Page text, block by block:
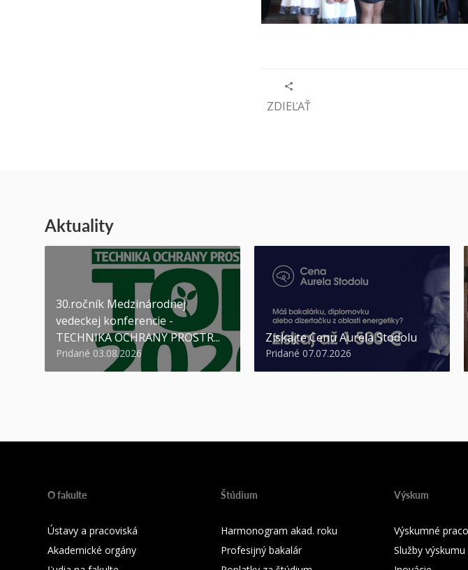
ZDIEĽAŤ
Aktuality
30.ročník Medzinárodnej
vedeckej konferencie -
TECHNIKA OCHRANY PROSTR...
Pridané 03.08.2026
Získajte Cenu Aurela Stodolu
Pridané 07.07.2026
O fakulte
Ústavy a pracoviská
Akademické orgány
Štúdium
Harmonogram akad. roku
Profesijný bakalár
Výskum
Výskumné
Služby výskumu